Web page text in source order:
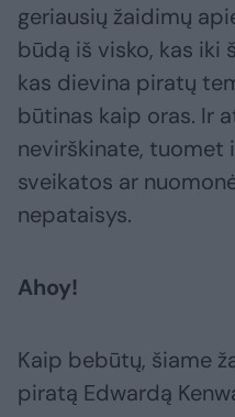
geriausių žaidimų
būdą iš visko, kas iki
kas dievina piratų
būtinas kaip oras. Ir
nevirškinate, tuomet
sveikatos ar
nepataisys.
Ahoy!
Kaip bebūtų, šiame
piratą Edwardą